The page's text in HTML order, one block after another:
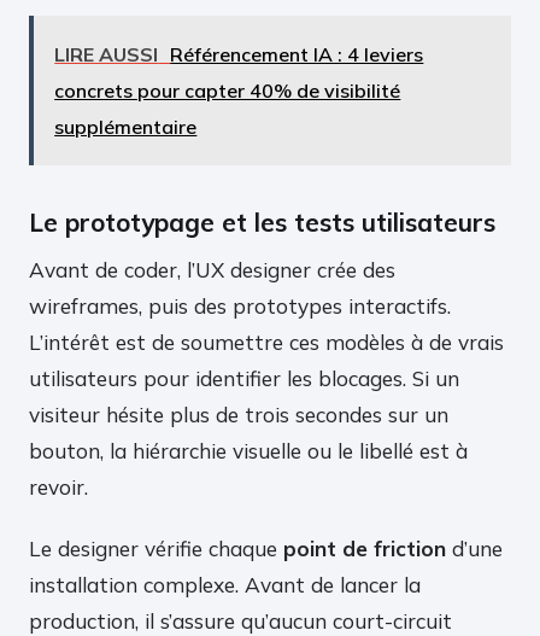
LIRE AUSSI Référencement IA : 4 leviers
concrets pour capter 40% de visibilité
supplémentaire
Le prototypage et les tests utilisateurs
Avant de coder, l’UX designer crée des
wireframes, puis des prototypes interactifs.
L’intérêt est de soumettre ces modèles à de vrais
utilisateurs pour identifier les blocages. Si un
visiteur hésite plus de trois secondes sur un
bouton, la hiérarchie visuelle ou le libellé est à
revoir.
Le designer vérifie chaque point de friction d’une
installation complexe. Avant de lancer la
production, il s’assure qu’aucun court-circuit